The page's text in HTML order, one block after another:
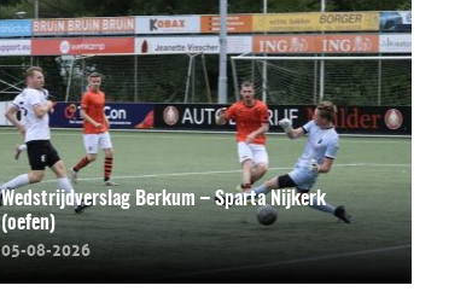
Wedstrijdverslag Berkum – Sparta Nijkerk
(oefen)
05-08-2026